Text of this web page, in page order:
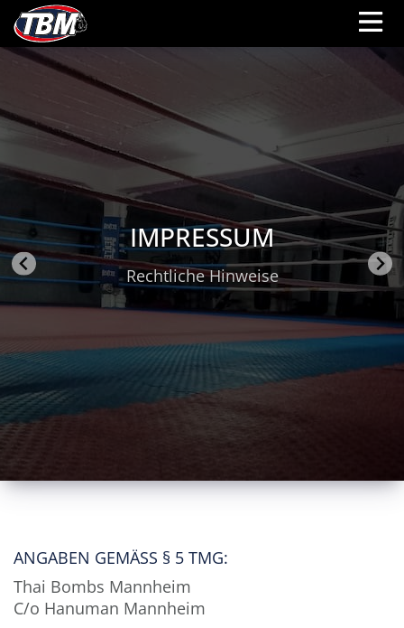
IMPRESSUM
Rechtliche Hinweise
ANGABEN GEMÄSS § 5 TMG:
Thai Bombs Mannheim
C/o Hanuman Mannheim